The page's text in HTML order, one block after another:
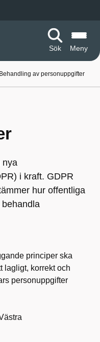
Sök
Meny
Behandling av personuppgifter
nya
i kraft. GDPR
hur offentliga
principer ska
lagligt, korrekt och
personuppgifter